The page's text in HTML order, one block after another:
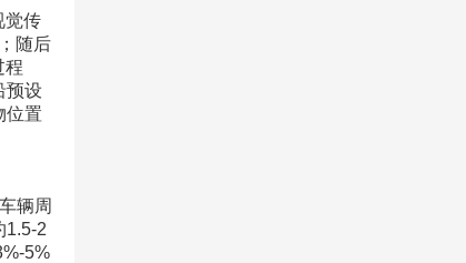
觉传
随后
程
预设
位置
辆周
1.5-2
5%